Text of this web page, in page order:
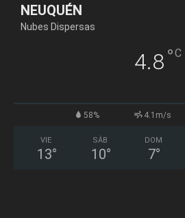
NEUQUÉN
Nubes Dispersas
4.8°C
58% 4.1m/s
VIE
13°
SÁB
10°
DOM
7°